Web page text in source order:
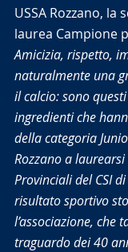
USSA Rozzano,
laurea Campione
Amicizia, rispetto,
naturalmente una
il calcio: sono
ingredienti che
della categoria
Rozzano a
Provinciali del CSI
risultato sportivo
l’associazione, che
traguardo dei 40